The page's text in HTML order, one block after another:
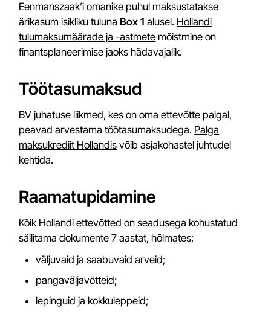
Eenmanszaak’i omanike puhul maksustatakse
ärikasum isikliku tuluna Box 1 alusel. Hollandi
tulumaksumäärade ja -astmete mõistmine on
finantsplaneerimise jaoks hädavajalik.
Töötasumaksud
BV juhatuse liikmed, kes on oma ettevõtte palgal,
peavad arvestama töötasumaksudega. Palga
maksukrediit Hollandis võib asjakohastel juhtudel
kehtida.
Raamatupidamine
Kõik Hollandi ettevõtted on seadusega kohustatud
säilitama dokumente 7 aastat, hõlmates:
väljuvaid ja saabuvaid arveid;
pangaväljavõtteid;
lepinguid ja kokkuleppeid;